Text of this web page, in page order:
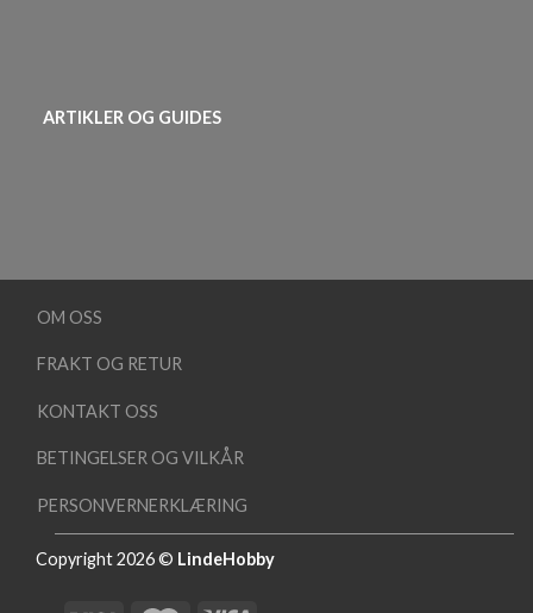
ARTIKLER OG GUIDES
OM OSS
FRAKT OG RETUR
KONTAKT OSS
BETINGELSER OG VILKÅR
PERSONVERNERKLÆRING
Copyright 2026 © LindeHobby